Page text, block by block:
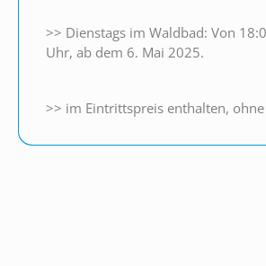
>> Dienstags im Waldbad: Von
Uhr, ab dem 6. Mai 2025.
>> im Eintrittspreis enthalten,